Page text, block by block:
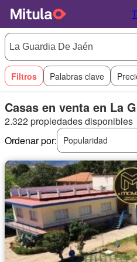
Filtros Palabras clave
Casas en venta en La
2.322 propiedades disponibles
Ordenar por:
Popularidad